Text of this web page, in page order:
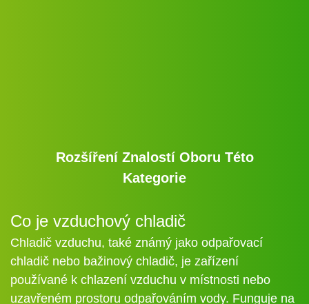
Rozšíření Znalostí Oboru Této
Kategorie
Co je vzduchový chladič
Chladič vzduchu, také známý jako odpařovací
chladič nebo bažinový chladič, je zařízení
používané k chlazení vzduchu v místnosti nebo
uzavřeném prostoru odpařováním vody. Funguje na